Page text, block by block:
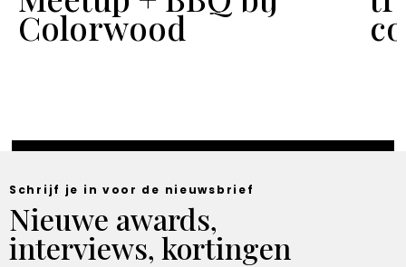
Colorwood
Schrijf je in voor de nieuwsbrief
Nieuwe awards,
interviews, kortingen